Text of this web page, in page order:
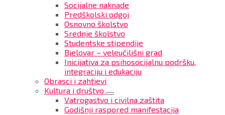
Socijalne naknade
Predškolski odgoj
Osnovno školstvo
Srednje školstvo
Studentske stipendije
Bjelovar – veleučilišni grad
Inicijativa za psihosocijalnu podršku,
integraciju i edukaciju
Obrasci i zahtjevi
Kultura i društvo
Vatrogastvo i civilna zaštita
Godišnji raspored manifestacija